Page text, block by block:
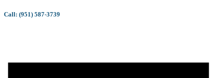
Call: (951) 587-3739